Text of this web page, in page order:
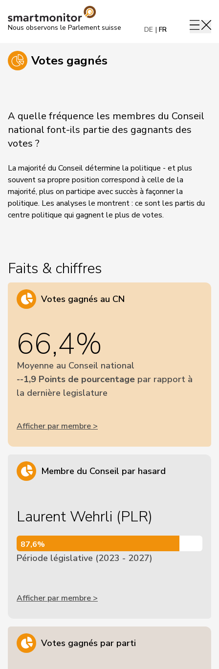
Nous observons le Parlement suisse DE FR
Votes gagnés
A quelle fréquence les membres du Conseil
national font-ils partie des gagnants des
votes ?
La majorité du Conseil détermine la politique - et plus
souvent sa propre position correspond à celle de la
majorité, plus on participe avec succès à façonner la
politique. Les analyses le montrent : ce sont les partis du
centre politique qui gagnent le plus de votes.
Faits & chiffres
Votes gagnés au CN
66,4%
Moyenne au Conseil national
--1,9 Points de pourcentage par rapport à
la dernière legislature
Afficher par membre >
Membre du Conseil par hasard
Laurent Wehrli (PLR)
87,6%
87,6%
Période législative (2023 - 2027)
Afficher par membre >
Votes gagnés par parti